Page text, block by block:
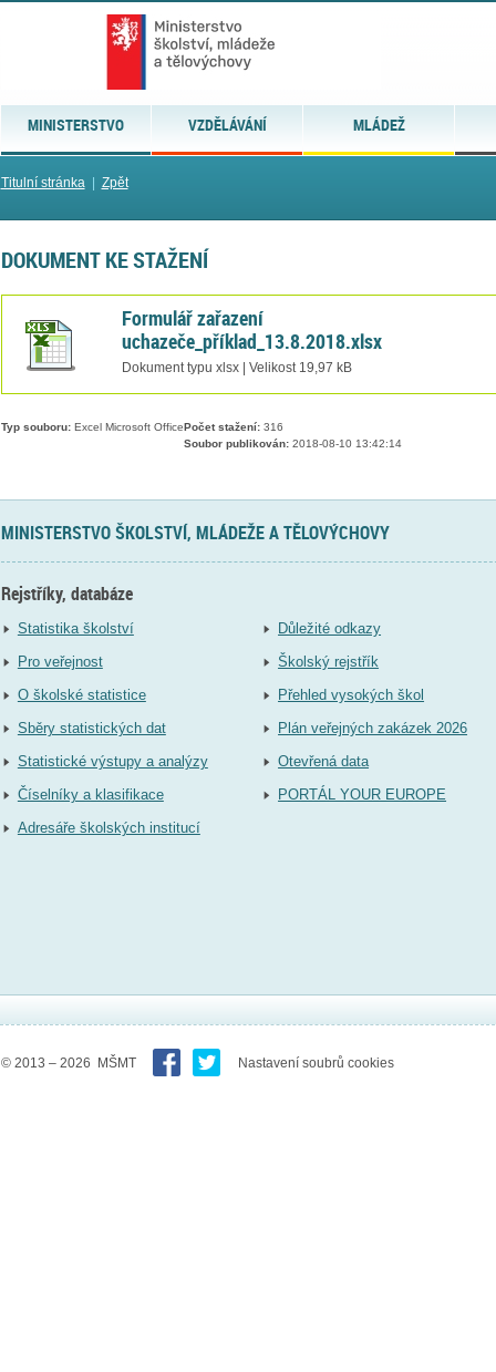
MINISTERSTVO VZDĚLÁVÁNÍ MLÁDEŽ
Titulní stránka| Zpět
DOKUMENT KE STAŽENÍ
Formulář zařazení
uchazeče_příklad_13.8.2018.xlsx
Dokument typu xlsx | Velikost 19,97 kB
Typ souboru:Excel Microsoft Office Počet stažení:316
Soubor publikován:2018-08-10 13:42:14
MINISTERSTVO ŠKOLSTVÍ, MLÁDEŽE A TĚLOVÝCHOVY
Rejstříky, databáze
Statistika školství
Pro veřejnost
O školské statistice
Sběry statistických dat
Statistické výstupy a analýzy
Číselníky a klasifikace
Adresáře školských institucí
Důležité odkazy
Školský rejstřík
Přehled vysokých škol
Plán veřejných zakázek 2026
Otevřená data
PORTÁL YOUR EUROPE
© 2013 – 2026 MŠMT Nastavení soubrů cookies